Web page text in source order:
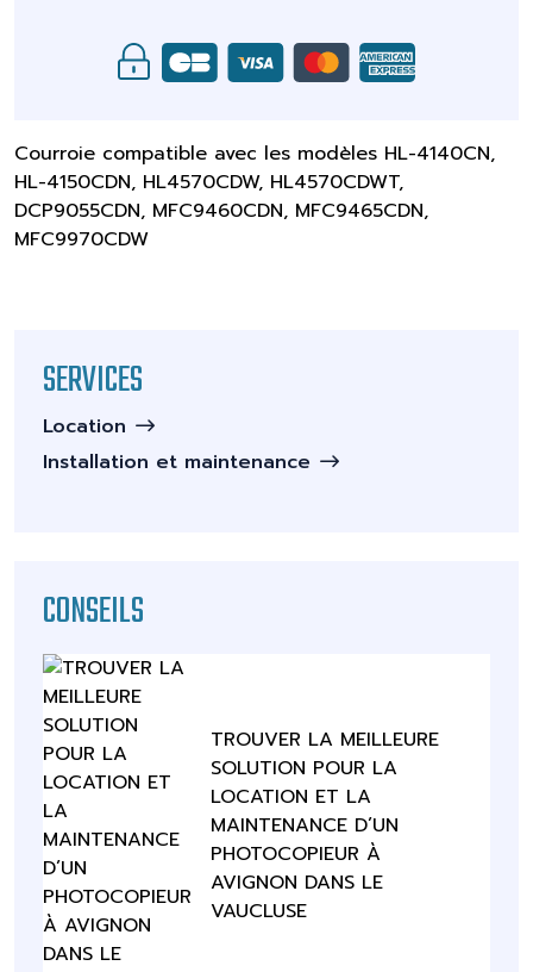
Courroie compatible avec les modèles HL-4140CN,
HL-4150CDN, HL4570CDW, HL4570CDWT,
DCP9055CDN, MFC9460CDN, MFC9465CDN,
MFC9970CDW
SERVICES
Location
Installation et maintenance
CONSEILS
TROUVER LA MEILLEURE
SOLUTION POUR LA
LOCATION ET LA
MAINTENANCE D’UN
PHOTOCOPIEUR À
AVIGNON DANS LE
VAUCLUSE